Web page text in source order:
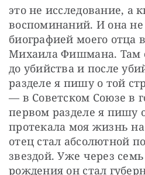
это не исследование, а
воспоминаний. И она не
биографией моего отца
Михаила Фишмана. Там
до убийства и после
разделе я пишу о той
— в Советском Союзе в
первом разделе я пишу
протекала моя жизнь
отец стал абсолютной
звездой. Уже через
рождения он стал